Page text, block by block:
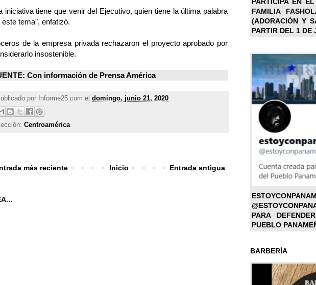
iniciativa tiene que venir del Ejecutivo, quien tiene la última palabra
este tema", enfatizó.
de la empresa privada rechazaron el proyecto aprobado por
insostenible.
Con información de Prensa América
por Informe25.com el domingo, junio 21, 2020
Centroamérica
más reciente Entrada antigua
Inicio
FAMILIA
(ADORACIÓN Y
PARTIR DEL 1 DE
PARA
PUEBLO
BARBERÍA